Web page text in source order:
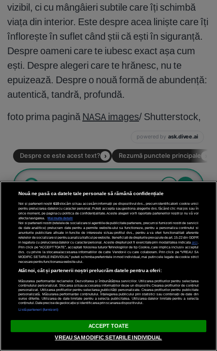
vizibil, ci cu mângâieri subtile care îți schimbă
viața din interior. Este despre acea liniște care îți
înflorește în suflet când știi că ești în siguranță.
Despre oameni care te iubesc exact așa cum
ești. Despre alegeri care te hrănesc, nu te
epuizează. Despre o nouă formă de abundență:
autentică, tandră, profundă.
foto prima pagină NASA images/ Shutterstock,
Nouă ne pasă ca datele tale personale să rămână confidențiale
Noi și partenerii noștri 610stocăm și/sau accesăm informații pe dispozitivul dvs., precum identificatorii cookie unici
pentru prelucrarea datelor cu caracter personal. Puteți accepta sau gestiona alegerile dvs. făcând clic mai jos sau în
orice moment, pe pagina cu politica de confidențialitate. Aceste alegeri vor fi raportate partenerilor noștri și nu vă vor
afecta navigarea.
Mai multe detalii
Noi si partenerii nostri (retelele de socializare si agentiile de publicitate partenere, precum si furnizorii nostri de servicii
de date analitice) prelucram date pentru a permite website-ului sa functioneze, pentru a personaliza continutul si
anunturile publicitare afisate in functie de interesele si/sau profilul dvs., pentru a va oferi functionalitati aferente
retelelor de socializare si pentru a analiza traficul pe website. Beneficiati de drepturile prevazute de art. 15-22 din GDPR
in legatura cu prelucrarea datelor cu caracter personal. Aceste drepturi pot fi exercitate prin modalitatea indicata aici
Prin click pe “ACCEPT TOATE”, acceptati folosirea tuturor Tehnologiilor de tip Cookie, care implica inclusiv acceptul
dvs. cu privire la stocarea/accesarea informatiilor de catre Vendor-ii cu care colaboram. Prin click pe “VREAU SA
MODIFIC SETARILE INDIVIDUAL” puteti schimba preferintele in mod individual, mai putin cele legate de cookie strict
necesare pentru functionarea website-ului.
Atât noi, cât și partenerii noștri prelucrăm datele pentru a oferi:
Măsurarea performanței reclamelor. Dezvoltarea și îmbunătățirea serviciilor. Utilizarea profilurilor pentru selectarea
conținutului personalizat. Stocarea și/sau accesarea informațiilor de pe un dispozitiv. Crearea profilurilor de conținut
personalizat. Utilizarea profilurilor pentru selectarea publicității personalizate. Crearea profilurilor pentru publicitate
personalizată. Măsurarea performanței conținutului. Înțelegerea publicului prin statistici sau combinații de date din
surse diferite. Utilizarea de date limitate pentru a selecta publicitatea. Utilizarea datelor limitate pentru a selecta
conținutul. Date precise de geolocație și identificarea prin scanarea dispozitivului.
Listă parteneri (furnizori)
ACCEPT TOATE
VREAU SA MODIFIC SETARILE INDIVIDUAL